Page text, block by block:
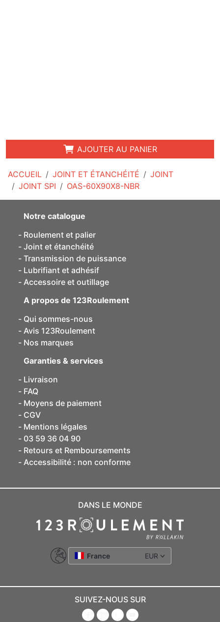
ACCUEIL JOINT ET ÉTANCHÉITÉ
JOINT
JOINT SPI
OAS-60X90X8-NBR
AJOUTER AU PANIER
Notre catalogue
Roulement et palier
Joint et étanchéité
Transmission de puissance
Lubrifiant et adhésif
Accessoire et outillage
A propos de 123Roulement
Qui sommes-nous
Avis 123Roulement
Nos marques
Garanties & services
Livraison
FAQ
Moyens de paiement
CGV
Mentions légales
03 59 36 04 90
Retours et Remboursements
Accessibilité : non conforme
DANS LE MONDE
France EUR
SUIVEZ-NOUS SUR